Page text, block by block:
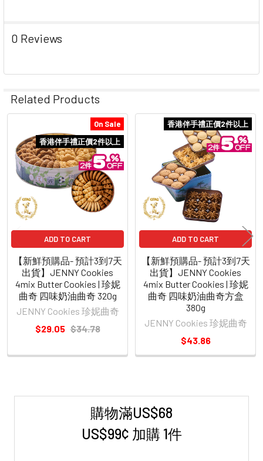
購物滿US$68
US$99¢ 加購 1件
0 Reviews
Related Products
Related
Products
On Sale
香港伴手禮正價2件以上
ADD TO CART
【新鮮預購品- 預計3到7天
出貨】JENNY Cookies
4mix Butter Cookies | 珍妮
曲奇 四味奶油曲奇 320g
JENNY Cookies 珍妮曲奇
$29.05 $34.78
香港伴手禮正價2件以上
ADD TO CART
【新鮮預購品- 預計3到7天
出貨】JENNY Cookies
4mix Butter Cookies | 珍妮
曲奇 四味奶油曲奇方盒
380g
JENNY Cookies 珍妮曲奇
$43.86